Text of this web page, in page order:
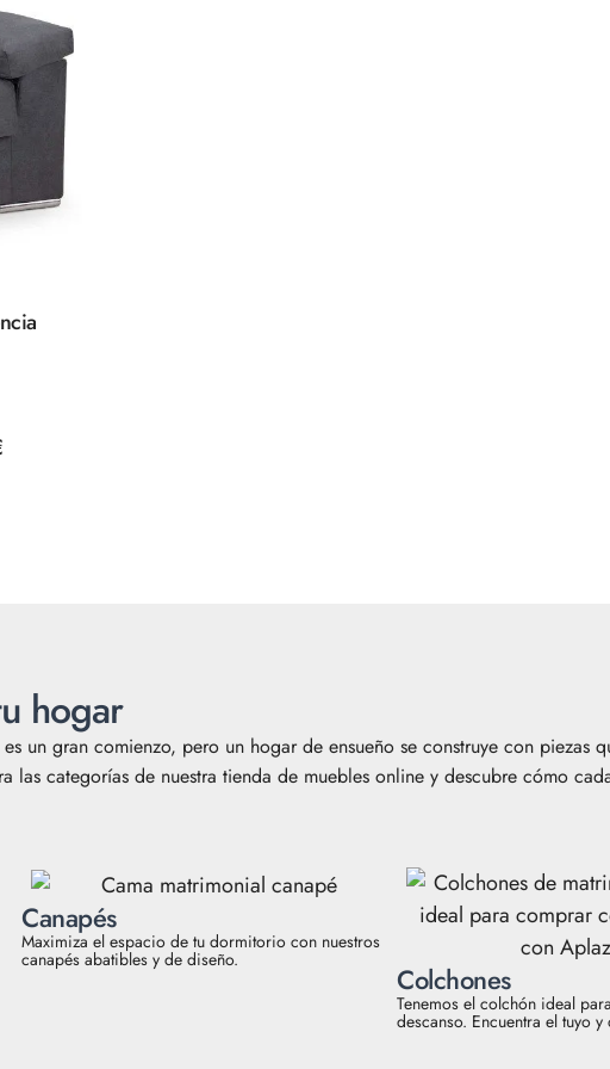
hogar
un gran comienzo, pero un hogar de ensueño se construye con
las categorías de nuestra tienda de muebles online y descubre cómo
Canapés
Maximiza el espacio de tu dormitorio con nuestros
canapés abatibles y de diseño.
Colchones
Tenemos el colchón ideal
descanso. Encuentra el tuyo